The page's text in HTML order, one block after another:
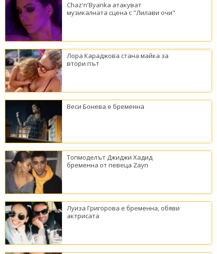
Chaz'n'Byanka атакуват
музикалната сцена с "Лилави очи"
Лора Караджова стана майка за
втори път
Веси Бонева е бременна
Топмоделът Джиджи Хадид
бременна от певеца Zayn
Луиза Григорова е бременна, обяви
актрисата